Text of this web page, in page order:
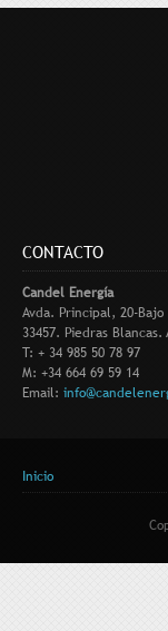
CONTACTO
Candel Energía
Avda. Principal, 20-Bajo
33457. Piedras
T: + 34 985 50 78 97
M: +34 664 69 59 14
Email:
Usted está aquí
Inicio